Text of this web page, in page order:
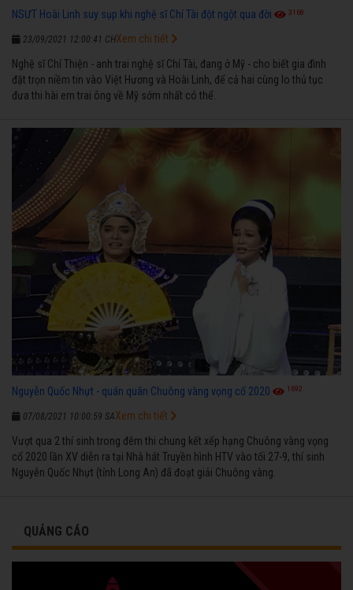
NSƯT Hoài Linh suy sụp khi nghệ sĩ Chí Tài đột ngột qua đời 3168
23/09/2021 12:00:41 CH
Nghệ sĩ Chí Thiện - anh trai nghệ sĩ Chí Tài, đang ở Mỹ - cho biết gia đình
đặt trọn niềm tin vào Việt Hương và Hoài Linh, để cả hai cùng lo thủ tục
đưa thi hài em trai ông về Mỹ sớm nhất có thể.
Xem chi tiết
Nguyễn Quốc Nhựt - quán quân Chuông vàng vọng cổ 2020 1692
07/08/2021 10:00:59 SA
Vượt qua 2 thí sinh trong đêm thi chung kết xếp hạng Chuông vàng vọng
cổ 2020 lần XV diễn ra tại Nhà hát Truyền hình HTV vào tối 27-9, thí sinh
Nguyễn Quốc Nhựt (tỉnh Long An) đã đoạt giải Chuông vàng.
Xem chi tiết
QUẢNG CÁO